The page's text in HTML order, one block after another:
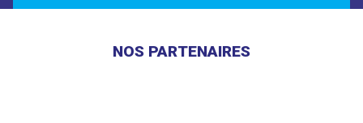
NOS PARTENAIRES